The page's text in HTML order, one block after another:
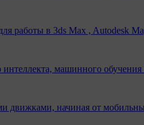
работы в 3ds Max , Autodesk
машинного обучения
движками, начиная от